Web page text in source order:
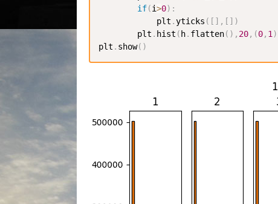
if(i>0) :
            plt
.yticks ( [ ] , [ ] )
        plt
. hist ( h. flatten( ) , 20, (0, 1 )
plt . show( )